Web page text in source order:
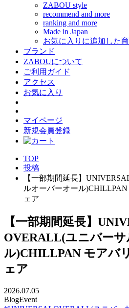
ZABOU style
recommend and more
ranking and more
Made in Japan
お気に入りに追加した
ブランド
ZABOUについて
ご利用ガイド
アクセス
お気に入り
マイページ
新規会員登録
TOP
投稿
【一部期間延長】
ルオーバーオール
ェア
【一部期間延長】
OVERALL(ユニバー
ル)CHILLPAN モアバ
ェア
2026.07.05
BlogEvent